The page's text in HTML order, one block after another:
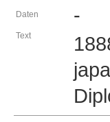
Daten -
Text